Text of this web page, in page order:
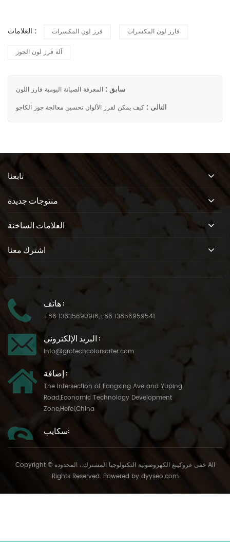
العلامات : فرز لون المكسرات فارز لون المكسرات
آلة فرز لون الجوز
سابق : المعرفة الصيانة اليومية فارز اللون
التالى : كيف يمكن لفرز الألوان تحسين معالجة جوز الكاجو
تابعنا
منتوجات جديدة
العلامات الساخنة
اشترك معنا
هاتف :
+86 13635690916,+86 13856959541
البريد الإلكتروني :
info@grotechcolorsorter.com
إضافة :
The Intersection of Fangxing Ave and Yuping
Road,Economic Technology Development
Zone,Hefei,China
سكايب:
Copyright © خفى غروكينغ الكهروضوئية التكنولوجيا المشترك.، المحدودة All
Rights Reserved. Powered by dyyseo.com